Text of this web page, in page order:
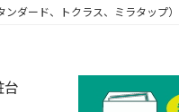
ダード、トクラス、ミラタップ）
台